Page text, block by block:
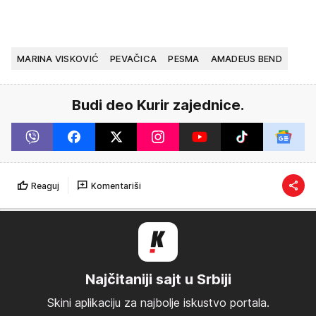
MARINA VISKOVIĆ PEVAČICA PESMA AMADEUS BEND
Budi deo Kurir zajednice.
Reaguj Komentariši
Najčitaniji sajt u Srbiji
Skini aplikaciju za najbolje iskustvo portala.